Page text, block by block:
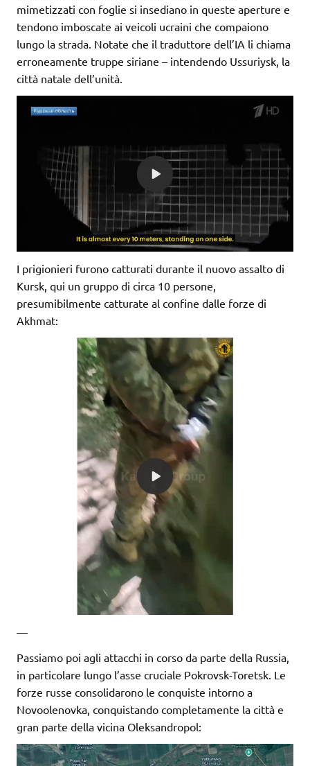
mimetizzati con foglie si insediano in queste aperture e
tendono imboscate ai veicoli ucraini che compaiono
lungo la strada. Notate che il traduttore dell’IA li chiama
erroneamente truppe siriane – intendendo Ussuriysk, la
città natale dell’unità.
I prigionieri furono catturati durante il nuovo assalto di
Kursk, qui un gruppo di circa 10 persone,
presumibilmente catturate al confine dalle forze di
Akhmat:
—
Passiamo poi agli attacchi in corso da parte della Russia,
in particolare lungo l’asse cruciale Pokrovsk-Toretsk. Le
forze russe consolidarono le conquiste intorno a
Novoolenovka, conquistando completamente la città e
gran parte della vicina Oleksandropol: